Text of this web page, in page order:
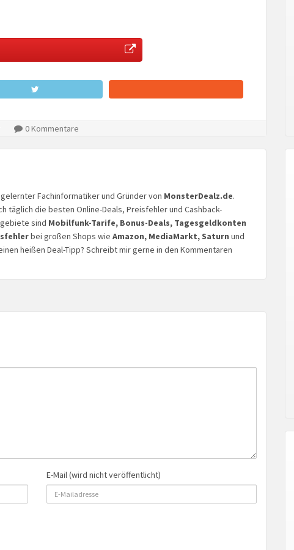
0 Kommentare
Fachinformatiker und Gründer von MonsterDealz.de.
täglich die besten Online-Deals, Preisfehler und Cashback-
sind Mobilfunk-Tarife, Bonus-Deals, Tagesgeldkonten
bei großen Shops wie Amazon, MediaMarkt, Saturn und
heißen Deal-Tipp? Schreibt mir gerne in den Kommentaren
E-Mail (wird nicht veröffentlicht)